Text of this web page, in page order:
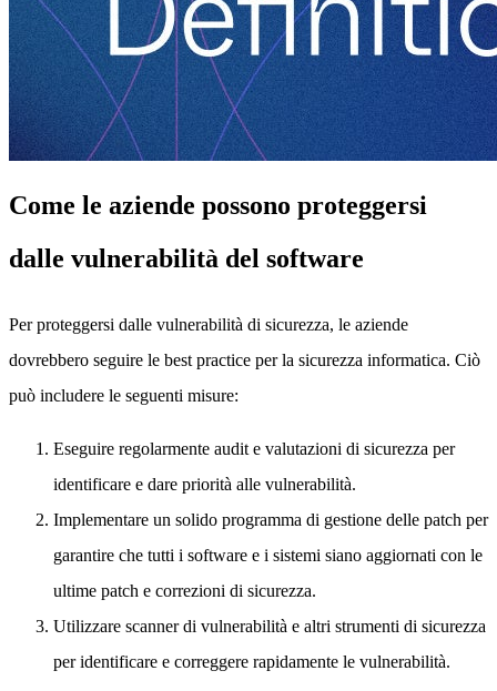
Come le aziende possono proteggersi
dalle vulnerabilità del software
Per proteggersi dalle vulnerabilità di sicurezza, le aziende
dovrebbero seguire le best practice per la sicurezza informatica. Ciò
può includere le seguenti misure:
Eseguire regolarmente audit e valutazioni di sicurezza per
identificare e dare priorità alle vulnerabilità.
Implementare un solido programma di gestione delle patch per
garantire che tutti i software e i sistemi siano aggiornati con le
ultime patch e correzioni di sicurezza.
Utilizzare scanner di vulnerabilità e altri strumenti di sicurezza
per identificare e correggere rapidamente le vulnerabilità.